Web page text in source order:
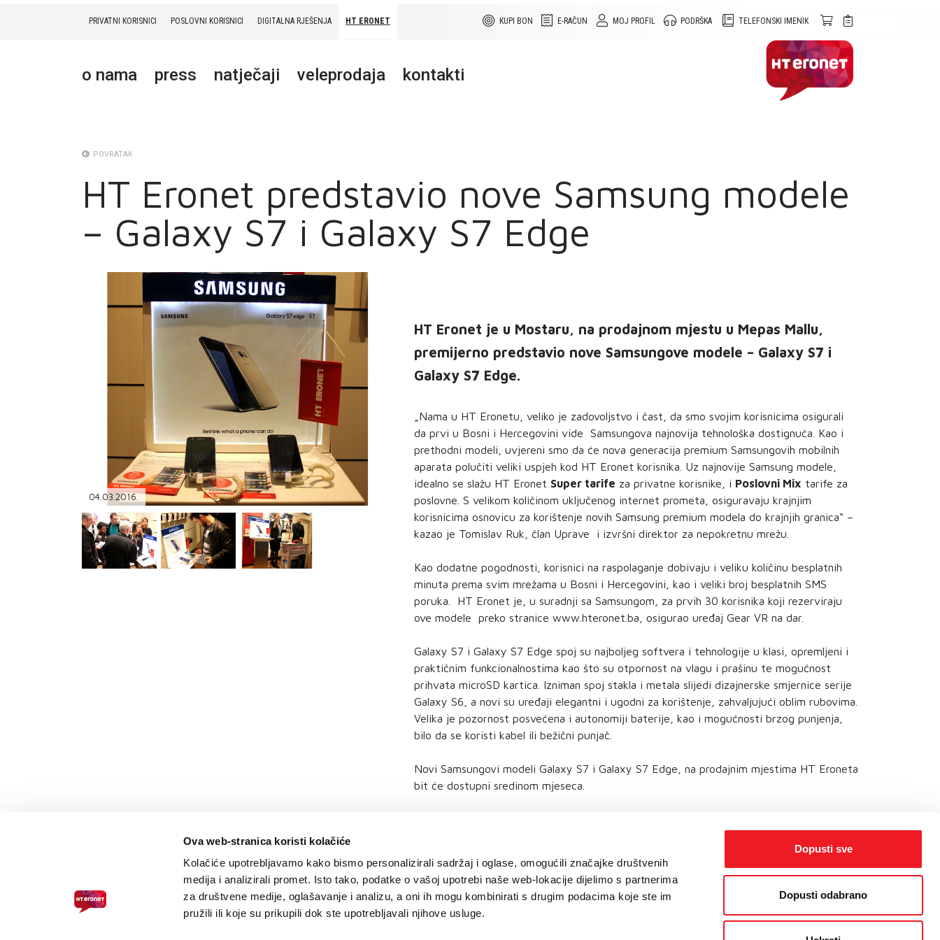
Ova web-stranica koristi kolačiće
Kolačiće upotrebljavamo kako bismo personalizirali sadržaj i oglase, omogućili značajke društvenih
medija i analizirali promet. Isto tako, podatke o vašoj upotrebi naše web-lokacije dijelimo s partnerima
za društvene medije, oglašavanje i analizu, a oni ih mogu kombinirati s drugim podacima koje ste im
pružili ili koje su prikupili dok ste upotrebljavali njihove usluge.
Dopusti sve
Dopusti odabrano
TELEFONSKI IMENIK
PODRŠKA
MOJ PROFIL
E-RAČUN
KUPI BON
PRIVATNI KORISNICI POSLOVNI KORISNICI DIGITALNA RJEŠENJA HT ERONET
o nama press natječaji veleprodaja kontakti
POVRATAK
HT Eronet predstavio nove Samsung modele
– Galaxy S7 i Galaxy S7 Edge
04.03.2016.
HT Eronet je u Mostaru, na prodajnom mjestu u Mepas Mallu,
premijerno predstavio nove Samsungove modele – Galaxy S7 i
Galaxy S7 Edge.
„Nama u HT Eronetu, veliko je zadovoljstvo i čast, da smo svojim korisnicima osigurali
da prvi u Bosni i Hercegovini vide Samsungova najnovija tehnološka dostignuća. Kao i
prethodni modeli, uvjereni smo da će nova generacija premium Samsungovih mobilnih
aparata polučiti veliki uspjeh kod HT Eronet korisnika. Uz najnovije Samsung modele,
idealno se slažu HT Eronet Super tarife za privatne korisnike, i Poslovni Mix tarife za
poslovne. S velikom količinom uključenog internet prometa, osiguravaju krajnjim
korisnicima osnovicu za korištenje novih Samsung premium modela do krajnjih granica“ –
kazao je Tomislav Ruk, član Uprave i izvršni direktor za nepokretnu mrežu.
Kao dodatne pogodnosti, korisnici na raspolaganje dobivaju i veliku količinu besplatnih
minuta prema svim mrežama u Bosni i Hercegovini, kao i veliki broj besplatnih SMS
poruka. HT Eronet je, u suradnji sa Samsungom, za prvih 30 korisnika koji rezerviraju
ove modele preko stranice www.hteronet.ba, osigurao uređaj Gear VR na dar.
Galaxy S7 i Galaxy S7 Edge spoj su najboljeg softvera i tehnologije u klasi, opremljeni i
praktičnim funkcionalnostima kao što su otpornost na vlagu i prašinu te mogućnost
prihvata microSD kartica. Izniman spoj stakla i metala slijedi dizajnerske smjernice serije
Galaxy S6, a novi su uređaji elegantni i ugodni za korištenje, zahvaljujući oblim rubovima.
Velika je pozornost posvećena i autonomiji baterije, kao i mogućnosti brzog punjenja,
bilo da se koristi kabel ili bežični punjač.
Novi Samsungovi modeli Galaxy S7 i Galaxy S7 Edge, na prodajnim mjestima HT Eroneta
bit će dostupni sredinom mjeseca.